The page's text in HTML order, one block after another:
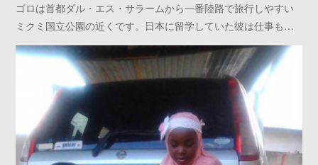
ゴロは首都ダル・エス・サラームから一番陸路で旅行しやすい
ミクミ国立公園の近くです。日本に留学していた彼は仕事も…